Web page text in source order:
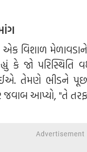
એક વિશાળ
કે જો પરિસ્થિતિ
તેમણે ભીડને
જવાબ આપ્યો, "તે